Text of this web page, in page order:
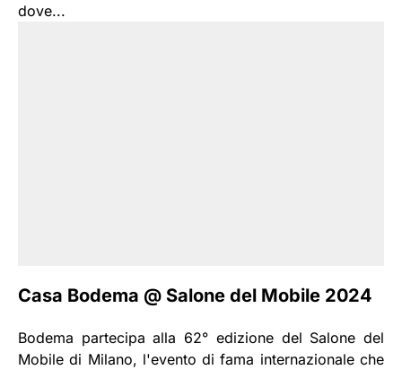
dove...
Casa Bodema @ Salone del Mobile 2024
Bodema partecipa alla 62° edizione del Salone del
Mobile di Milano, l'evento di fama internazionale che